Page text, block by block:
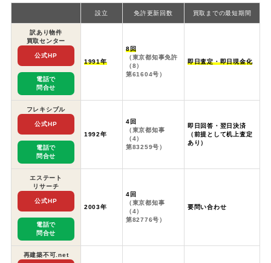
設立 免許更新回数 買取までの最短期間
訳あり物件
買取センター
公式HP
電話で
問合せ
1991年
8回
（東京都知事免許
（8）
第61604号）
即日査定・即日現金化
フレキシブル
公式HP
電話で
問合せ
1992年
4回
（東京都知事
（4）
第83259号）
即日回答・翌日決済
（前提として机上査定
あり）
エステート
リサーチ
公式HP
電話で
問合せ
2003年
4回
（東京都知事
（4）
第82776号）
要問い合わせ
再建築不可.net